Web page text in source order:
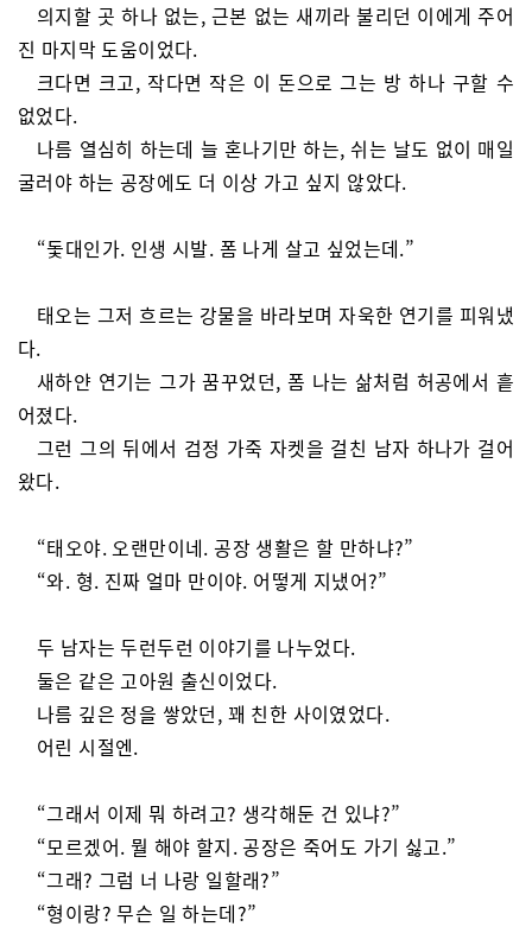
의지할 곳 하나 없는, 근본 없는 새끼라 불리던 이에게 주어
진 마지막 도움이었다.
크다면 크고, 작다면 작은 이 돈으로 그는 방 하나 구할 수
없었다.
나름 열심히 하는데 늘 혼나기만 하는, 쉬는 날도 없이 매일
굴러야 하는 공장에도 더 이상 가고 싶지 않았다.
“돛대인가. 인생 시발. 폼 나게 살고 싶었는데.”
태오는 그저 흐르는 강물을 바라보며 자욱한 연기를 피워냈
다.
새하얀 연기는 그가 꿈꾸었던, 폼 나는 삶처럼 허공에서 흩
어졌다.
그런 그의 뒤에서 검정 가죽 자켓을 걸친 남자 하나가 걸어
왔다.
“태오야. 오랜만이네. 공장 생활은 할 만하냐?”
“와. 형. 진짜 얼마 만이야. 어떻게 지냈어?”
두 남자는 두런두런 이야기를 나누었다.
둘은 같은 고아원 출신이었다.
나름 깊은 정을 쌓았던, 꽤 친한 사이였었다.
어린 시절엔.
“그래서 이제 뭐 하려고? 생각해둔 건 있냐?”
“모르겠어. 뭘 해야 할지. 공장은 죽어도 가기 싫고.”
“그래? 그럼 너 나랑 일할래?”
“형이랑? 무슨 일 하는데?”